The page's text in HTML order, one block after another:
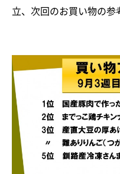
立、次回のお買い物の参